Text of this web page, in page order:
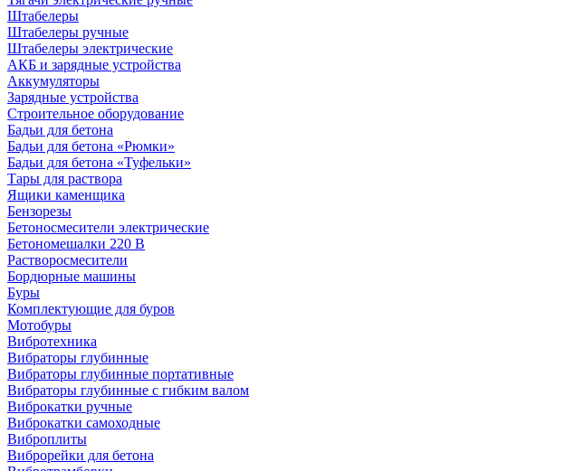
Штабелеры
Штабелеры ручные
Штабелеры электрические
АКБ и зарядные устройства
Аккумуляторы
Зарядные устройства
Строительное оборудование
Бадьи для бетона
Бадьи для бетона «Рюмки»
Бадьи для бетона «Туфельки»
Тары для раствора
Ящики каменщика
Бензорезы
Бетоносмесители электрические
Бетономешалки 220 В
Растворосмесители
Бордюрные машины
Буры
Комплектующие для буров
Мотобуры
Вибротехника
Вибраторы глубинные
Вибраторы глубинные портативные
Вибраторы глубинные с гибким валом
Виброкатки ручные
Виброкатки самоходные
Виброплиты
Виброрейки для бетона